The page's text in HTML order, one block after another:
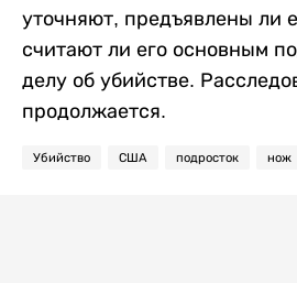
уточняют, предъявлены ли
считают ли его основным
делу об убийстве.
продолжается.
Убийство США подросток нож